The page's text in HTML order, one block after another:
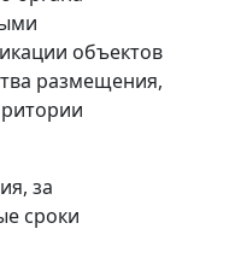
объектов
размещения,
за
сроки